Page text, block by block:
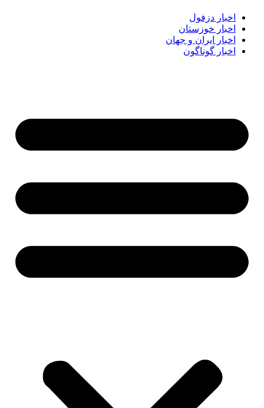
اخبار دزفول
اخبار خوزستان
اخبار ایران و جهان
اخبار گوناگون